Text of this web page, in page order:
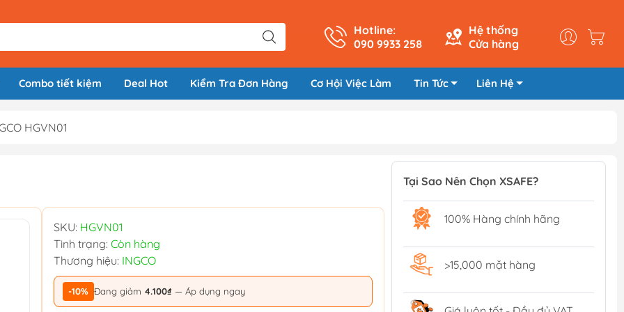
Hotline:
090 9933 258
Hệ thống
Cửa hàng
Combo tiết kiệm Deal Hot Kiểm Tra Đơn Hàng Cơ Hội Việc Làm Tin Tức Liên Hệ
HGVN01
SKU: HGVN01
Tình trạng: Còn hàng
Thương hiệu: INGCO
-10% Đang giảm 4.100₫ — Áp dụng ngay
Tại Sao Nên Chọn XSAFE?
100% Hàng chính hãng
>15,000 mặt hàng